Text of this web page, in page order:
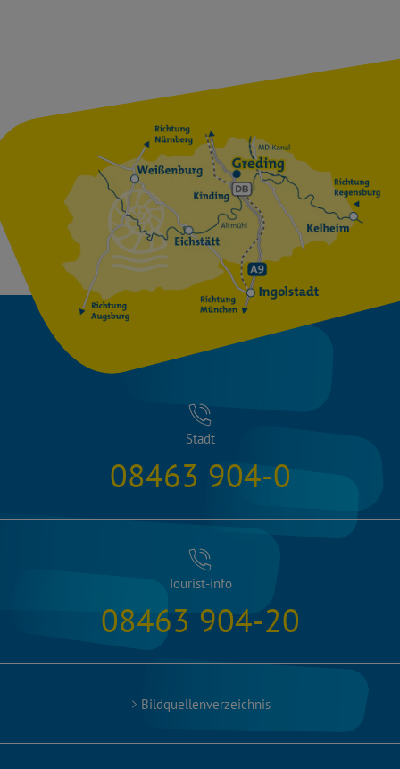
Stadt
08463 904-0
Tourist-info
08463 904-20
Bildquellenverzeichnis